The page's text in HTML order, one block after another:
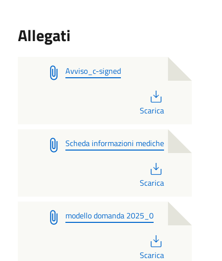
Allegati
Avviso_c-signed
Scarica
Scheda informazioni mediche
Scarica
modello domanda 2025_0
Scarica